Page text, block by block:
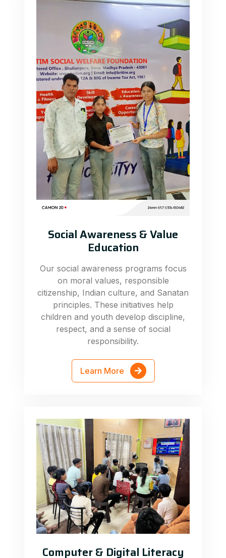
Social Awareness & Value
Education
Our social awareness programs focus
on moral values, responsible
citizenship, Indian culture, and Sanatan
principles. These initiatives help
children and youth develop discipline,
respect, and a sense of social
responsibility.
Learn More
Computer & Digital Literacy